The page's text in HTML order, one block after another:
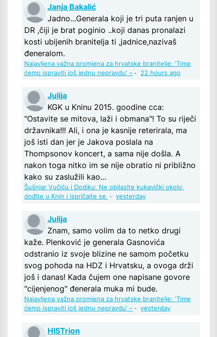
Janja Bakalić
Jadno...Generala koji je tri puta ranjen u
DR ,čiji je brat poginio ..koji danas pronalazi
kosti ubijenih branitelja ti ,jadnice,nazivaš
đeneralom.
Najavljena važna promjena za hrvatske branitelje: 'Time
ćemo ispraviti još jednu nepravdu' – · 22 hours ago
Julija
KGK u Kninu 2015. goodine cca:
"Ostavite se mitova, laži i obmana"! To su riječi
državnika!!! Ali, i ona je kasnije reterirala, ma
još isti dan jer je Jakova poslala na
Thompsonov koncert, a sama nije došla. A
nakon toga nitko im se nije obratio ni približno
kako su zaslužili kao...
Šušnjar Vučiću i Dodiku: Ne obilazite kukavički okolo,
dođite u Knin i ispričajte se
· yesterday
Julija
Znam, samo volim da to netko drugi
kaže. Plenković je generala Gasnovića
odstranio iz svoje blizine ne samom početku
svog pohoda na HDZ i Hrvatsku, a ovoga drži
još i danas! Kada čujem one napisane govore
"cijenjenog" đenerala muka mi bude.
Najavljena važna promjena za hrvatske branitelje: 'Time
ćemo ispraviti još jednu nepravdu' – · yesterday
HISTrion